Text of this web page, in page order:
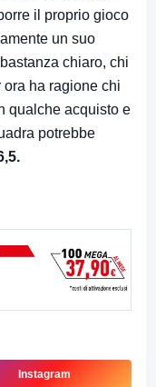
il proprio gioco
un suo
chiaro, chi
ora ha ragione chi
qualche acquisto e
potrebbe
Instagram